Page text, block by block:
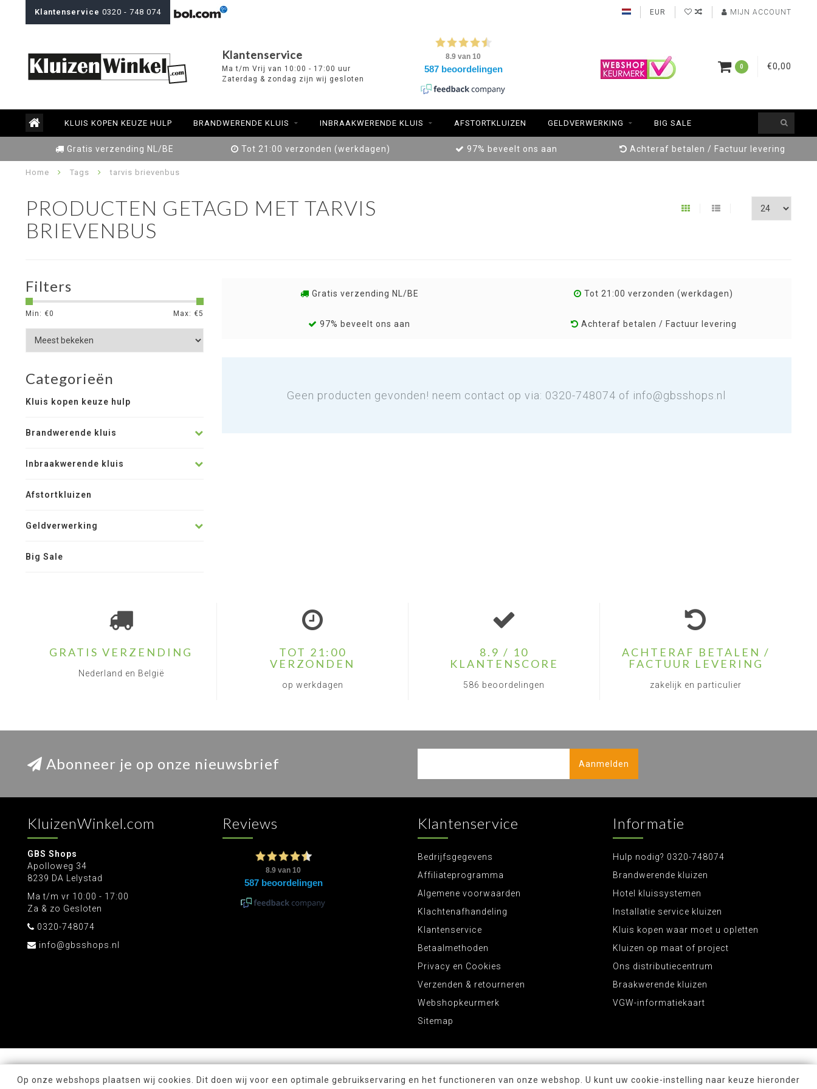
Klantenservice 0320 - 748 074 EUR MIJN ACCOUNT
Klantenservice
Ma t/m Vrij van 10:00 - 17:00 uur
Zaterdag & zondag zijn wij gesloten
0 €0,00
KLUIS KOPEN KEUZE HULP BRANDWERENDE KLUIS INBRAAKWERENDE KLUIS AFSTORTKLUIZEN GELDVERWERKING BIG SALE
Gratis verzending NL/BE Tot 21:00 verzonden (werkdagen) 97% beveelt ons aan Achteraf betalen / Factuur levering
Home Tags tarvis brievenbus
PRODUCTEN GETAGD MET TARVIS
BRIEVENBUS
Filters
Min: €0 Max: €5
Categorieën
Kluis kopen keuze hulp
Brandwerende kluis
Inbraakwerende kluis
Afstortkluizen
Geldverwerking
Big Sale
Gratis verzending NL/BE Tot 21:00 verzonden (werkdagen)
97% beveelt ons aan Achteraf betalen / Factuur levering
Geen producten gevonden! neem contact op via: 0320-748074 of info@gbsshops.nl
GRATIS VERZENDING
Nederland en België
TOT 21:00
VERZONDEN
op werkdagen
8.9 / 10
KLANTENSCORE
586 beoordelingen
ACHTERAF BETALEN /
FACTUUR LEVERING
zakelijk en particulier
Abonneer je op onze nieuwsbrief Aanmelden
KluizenWinkel.com
GBS Shops
Apolloweg 34
8239 DA Lelystad
Ma t/m vr 10:00 - 17:00
Za & zo Gesloten
0320-748074
info@gbsshops.nl
Reviews Klantenservice
Bedrijfsgegevens
Affiliateprogramma
Algemene voorwaarden
Klachtenafhandeling
Klantenservice
Betaalmethoden
Privacy en Cookies
Verzenden & retourneren
Webshopkeurmerk
Sitemap
Informatie
Hulp nodig? 0320-748074
Brandwerende kluizen
Hotel kluissystemen
Installatie service kluizen
Kluis kopen waar moet u opletten
Kluizen op maat of project
Ons distributiecentrum
Braakwerende kluizen
VGW-informatiekaart
Op onze webshops plaatsen wij cookies. Dit doen wij voor een optimale gebruikservaring en het functioneren van onze webshop. U kunt uw cookie-instelling naar keuze hieronder